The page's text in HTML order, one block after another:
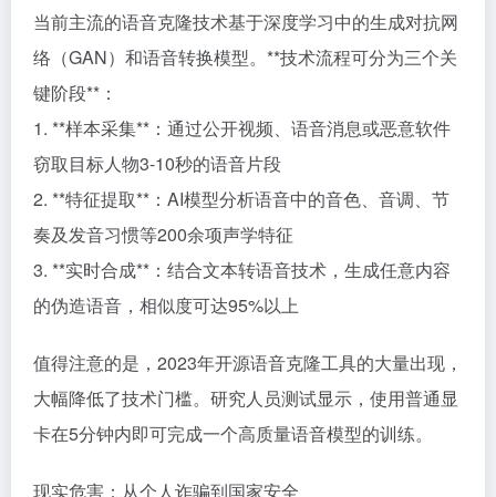
当前主流的语音克隆技术基于深度学习中的生成对抗网
络（GAN）和语音转换模型。**技术流程可分为三个关
键阶段**：
1. **样本采集**：通过公开视频、语音消息或恶意软件
窃取目标人物3-10秒的语音片段
2. **特征提取**：AI模型分析语音中的音色、音调、节
奏及发音习惯等200余项声学特征
3. **实时合成**：结合文本转语音技术，生成任意内容
的伪造语音，相似度可达95%以上
值得注意的是，2023年开源语音克隆工具的大量出现，
大幅降低了技术门槛。研究人员测试显示，使用普通显
卡在5分钟内即可完成一个高质量语音模型的训练。
现实危害：从个人诈骗到国家安全